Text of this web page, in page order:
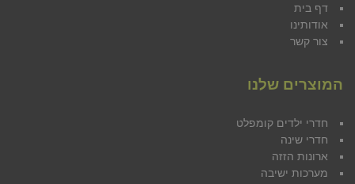
דף בית
אודותינו
צור קשר
המוצרים שלנו
חדרי ילדים קומפלט
חדרי שינה
ארונות הזזה
מערכות ישיבה